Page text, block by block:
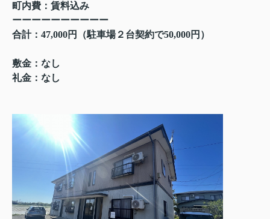
町内費：賃料込み
ーーーーーーーーーー
合計：47,000円（駐車場２台契約で50,000円）
敷金：なし
礼金：なし